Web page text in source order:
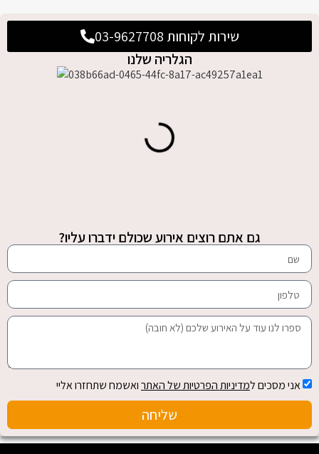
שירות לקוחות 03-9627708
הגלריה שלנו
גם אתם רוצים אירוע שכולם ידברו עליו?
אני מסכים למדיניות הפרטיות של האתרואשמח שתחזרו אליי
שליחה